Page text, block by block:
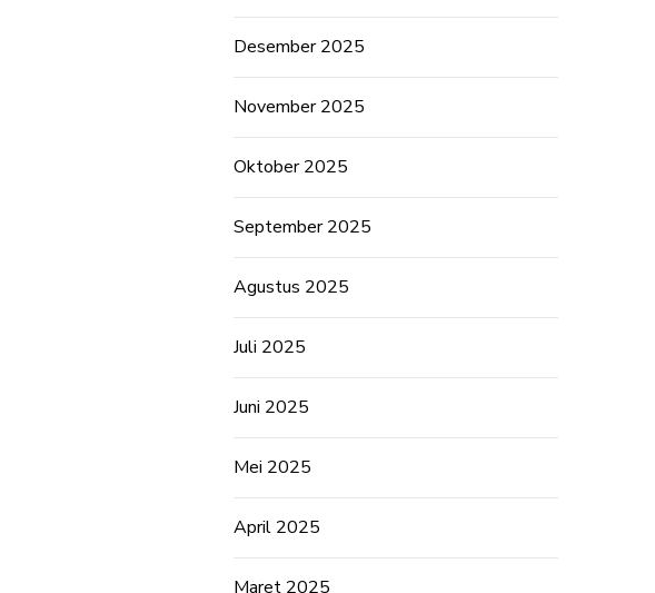
Desember 2025
November 2025
Oktober 2025
September 2025
Agustus 2025
Juli 2025
Juni 2025
Mei 2025
April 2025
Maret 2025